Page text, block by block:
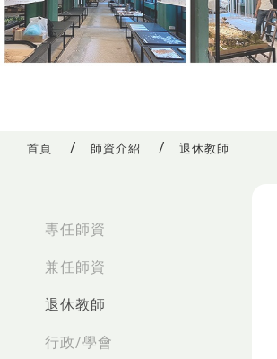
首頁 師資介紹 退休教師
專任師資
兼任師資
退休教師
行政/學會